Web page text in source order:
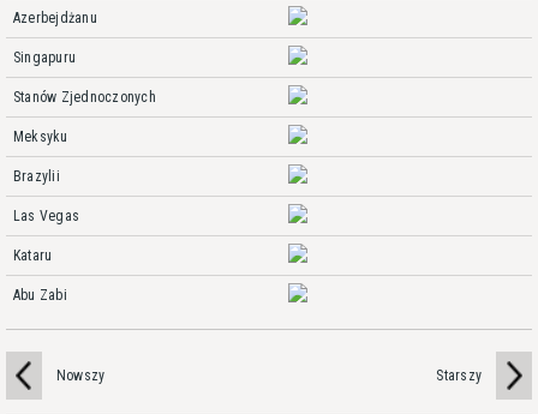
Azerbejdżanu
Singapuru
Stanów Zjednoczonych
Meksyku
Brazylii
Las Vegas
Kataru
Abu Zabi
Nowszy Starszy